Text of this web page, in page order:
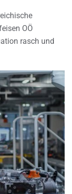
OÖ
rasch und